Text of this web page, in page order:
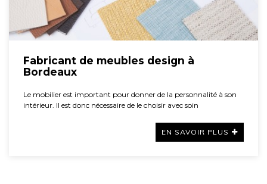
Fabricant de meubles design à
Bordeaux
Le mobilier est important pour donner de la personnalité à son
intérieur. Il est donc nécessaire de le choisir avec soin
EN SAVOIR PLUS